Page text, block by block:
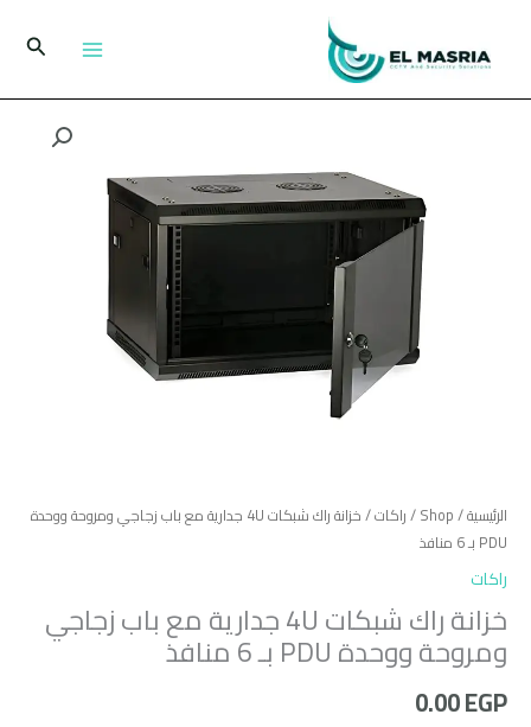
المحتوى
البحث
الرئيسية/
Shop
/راكات
/ خزانة راك شبكات 4U جدارية مع باب زجاجي ومروحة ووحدة
PDU بـ 6 منافذ
راكات
خزانة راك شبكات 4U جدارية مع باب زجاجي
ومروحة ووحدة PDU بـ 6 منافذ
0.00EGP
منافذ